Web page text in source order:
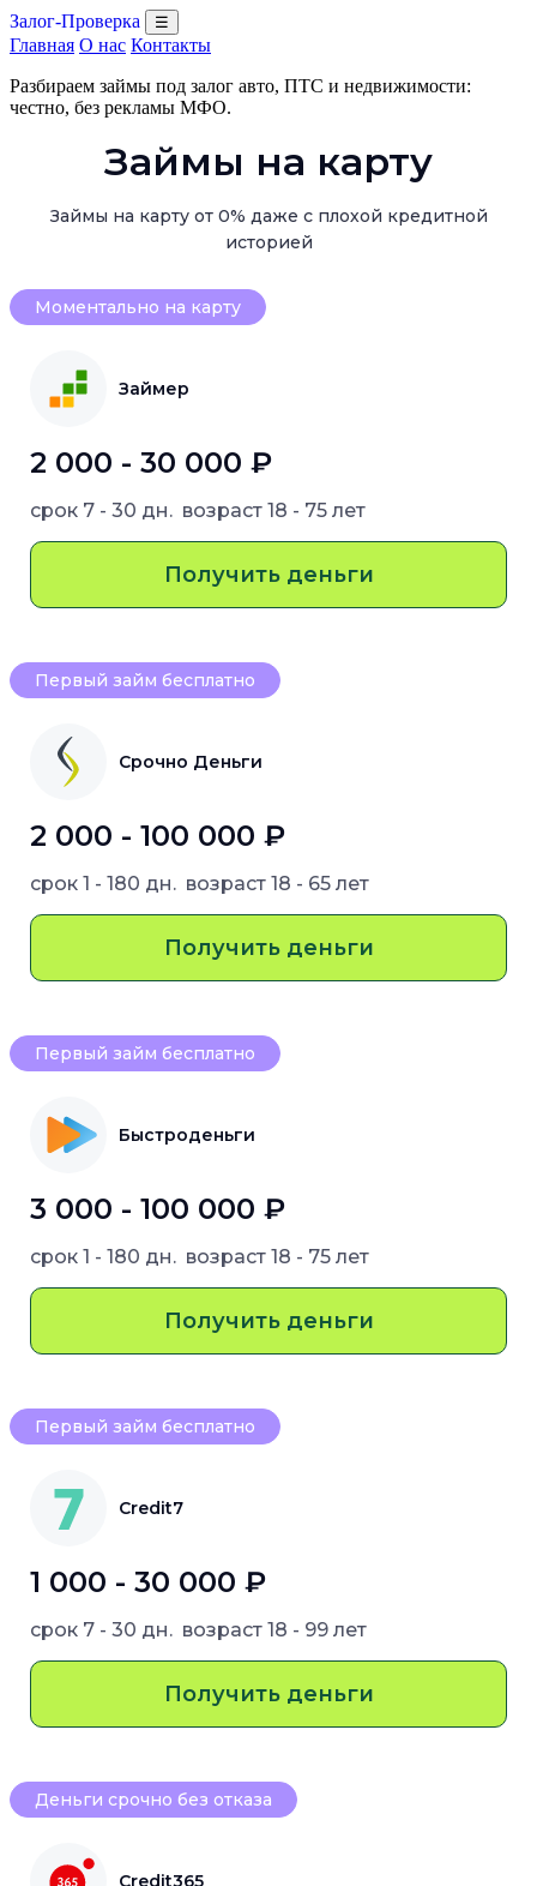
Залог-Проверка ☰
Главная О нас Контакты
Разбираем займы под залог авто, ПТС и недвижимости:
честно, без рекламы МФО.
Займы на карту
Займы на карту от 0% даже с плохой кредитной
историей
Моментально на карту
Займер
2 000 - 30 000 ₽
срок 7 - 30 дн. возраст 18 - 75 лет
Получить деньги
Первый займ бесплатно
Срочно Деньги
2 000 - 100 000 ₽
срок 1 - 180 дн. возраст 18 - 65 лет
Получить деньги
Первый займ бесплатно
Быстроденьги
3 000 - 100 000 ₽
срок 1 - 180 дн. возраст 18 - 75 лет
Получить деньги
Первый займ бесплатно
Credit7
1 000 - 30 000 ₽
срок 7 - 30 дн. возраст 18 - 99 лет
Получить деньги
Деньги срочно без отказа
Credit365